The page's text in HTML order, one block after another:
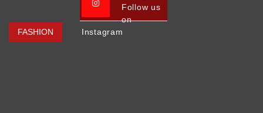
FASHION
Follow us
on
Instagram